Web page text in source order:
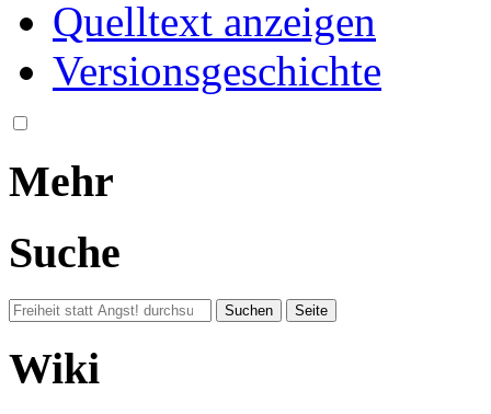
Quelltext anzeigen
Versionsgeschichte
Mehr
Suche
Wiki